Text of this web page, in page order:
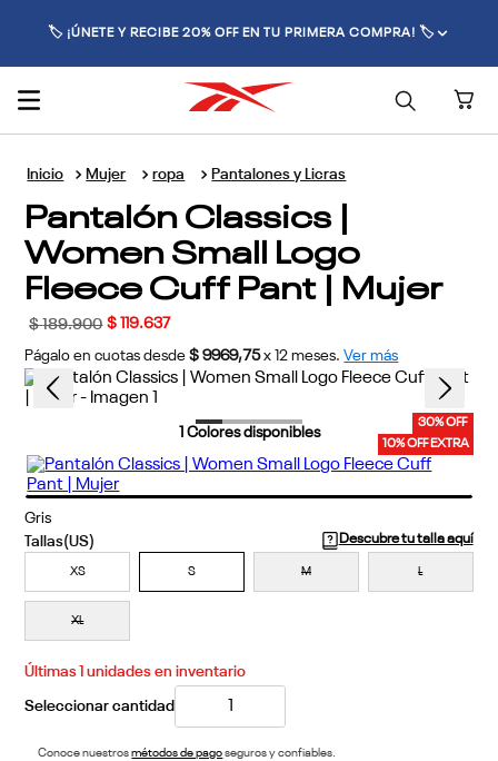
🏷️ ¡ÚNETE Y RECIBE 20% OFF EN TU PRIMERA COMPRA! 🏷️
Mujer ropa Pantalones y Licras
Pantalón Classics |
Women Small Logo
Fleece Cuff Pant | Mujer
$ 189.900 $ 119.637
Págalo en cuotas desde $ 9969,75 x 12 meses. Ver más
30% OFF
10% OFF EXTRA
Colores disponibles
Gris
Descubre tu talla aquí
XS S M L
XL
Últimas unidades en inventario
Conoce nuestrosmétodos de pagoseguros y confiables.